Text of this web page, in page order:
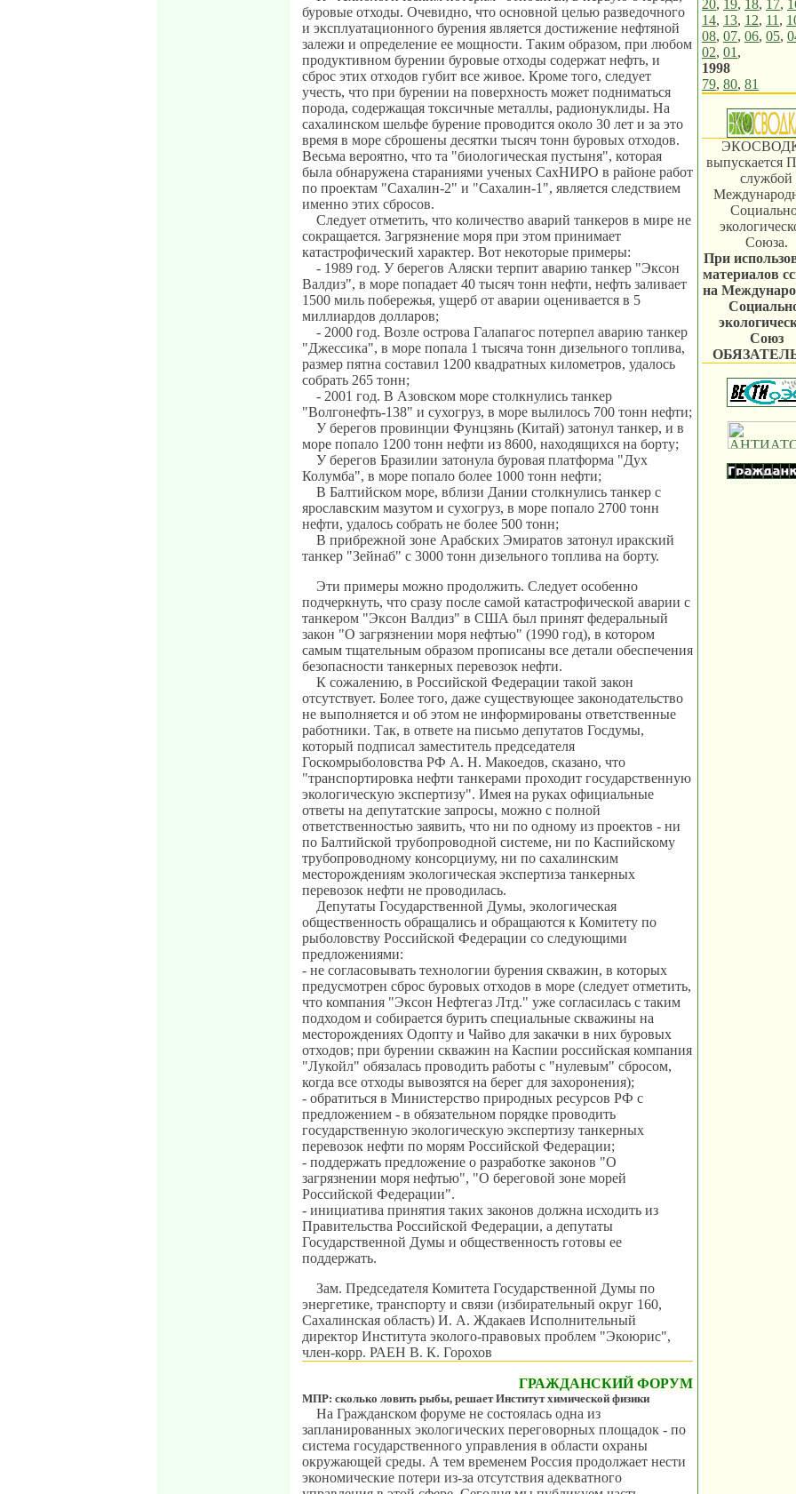
20, 19, 18, 17,
14, 13, 12, 11 ,
08, 07, 06, 05,
02, 01 ,
1998
79, 80, 81
выпускается
службой
Союза.
При
материалов
на
Союз
буровые отходы. Очевидно, что основной целью разведочного
и эксплуатационного бурения является достижение нефтяной
залежи и определение ее мощности. Таким образом, при любом
продуктивном бурении буровые отходы содержат нефть, и
сброс этих отходов губит все живое. Кроме того, следует
учесть, что при бурении на поверхность может подниматься
порода, содержащая токсичные металлы, радионуклиды. На
сахалинском шельфе бурение проводится около 30 лет и за это
время в море сброшены десятки тысяч тонн буровых отходов.
Весьма вероятно, что та "биологическая пустыня", которая
была обнаружена стараниями ученых СахНИРО в районе работ
по проектам "Сахалин-2" и "Сахалин-1", является следствием
именно этих сбросов.
Следует отметить, что количество аварий танкеров в мире не
сокращается. Загрязнение моря при этом принимает
катастрофический характер. Вот некоторые примеры:
- 1989 год. У берегов Аляски терпит аварию танкер "Эксон
Валдиз", в море попадает 40 тысяч тонн нефти, нефть заливает
1500 миль побережья, ущерб от аварии оценивается в 5
миллиардов долларов;
- 2000 год. Возле острова Галапагос потерпел аварию танкер
"Джессика", в море попала 1 тысяча тонн дизельного топлива,
размер пятна составил 1200 квадратных километров, удалось
собрать 265 тонн;
- 2001 год. В Азовском море столкнулись танкер
"Волгонефть-138" и сухогруз, в море вылилось 700 тонн нефти;
У берегов провинции Фунцзянь (Китай) затонул танкер, и в
море попало 1200 тонн нефти из 8600, находящихся на борту;
У берегов Бразилии затонула буровая платформа "Дух
Колумба", в море попало более 1000 тонн нефти;
В Балтийском море, вблизи Дании столкнулись танкер с
ярославским мазутом и сухогруз, в море попало 2700 тонн
нефти, удалось собрать не более 500 тонн;
В прибрежной зоне Арабских Эмиратов затонул иракский
танкер "Зейнаб" с 3000 тонн дизельного топлива на борту.
Эти примеры можно продолжить. Следует особенно
подчеркнуть, что сразу после самой катастрофической аварии с
танкером "Эксон Валдиз" в США был принят федеральный
закон "О загрязнении моря нефтью" (1990 год), в котором
самым тщательным образом прописаны все детали обеспечения
безопасности танкерных перевозок нефти.
К сожалению, в Российской Федерации такой закон
отсутствует. Более того, даже существующее законодательство
не выполняется и об этом не информированы ответственные
работники. Так, в ответе на письмо депутатов Госдумы,
который подписал заместитель председателя
Госкомрыболовства РФ А. Н. Макоедов, сказано, что
"транспортировка нефти танкерами проходит государственную
экологическую экспертизу". Имея на руках официальные
ответы на депутатские запросы, можно с полной
ответственностью заявить, что ни по одному из проектов - ни
по Балтийской трубопроводной системе, ни по Каспийскому
трубопроводному консорциуму, ни по сахалинским
месторождениям экологическая экспертиза танкерных
перевозок нефти не проводилась.
Депутаты Государственной Думы, экологическая
общественность обращались и обращаются к Комитету по
рыболовству Российской Федерации со следующими
предложениями:
- не согласовывать технологии бурения скважин, в которых
предусмотрен сброс буровых отходов в море (следует отметить,
что компания "Эксон Нефтегаз Лтд." уже согласилась с таким
подходом и собирается бурить специальные скважины на
месторождениях Одопту и Чайво для закачки в них буровых
отходов; при бурении скважин на Каспии российская компания
"Лукойл" обязалась проводить работы с "нулевым" сбросом,
когда все отходы вывозятся на берег для захоронения);
- обратиться в Министерство природных ресурсов РФ с
предложением - в обязательном порядке проводить
государственную экологическую экспертизу танкерных
перевозок нефти по морям Российской Федерации;
- поддержать предложение о разработке законов "О
загрязнении моря нефтью", "О береговой зоне морей
Российской Федерации".
- инициатива принятия таких законов должна исходить из
Правительства Российской Федерации, а депутаты
Государственной Думы и общественность готовы ее
поддержать.
Зам. Председателя Комитета Государственной Думы по
энергетике, транспорту и связи (избирательный округ 160,
Сахалинская область) И. А. Ждакаев Исполнительный
директор Института эколого-правовых проблем "Экоюрис",
член-корр. РАЕН В. К. Горохов
ГРАЖДАНСКИЙ ФОРУМ
МПР: сколько ловить рыбы, решает Институт химической физики
На Гражданском форуме не состоялась одна из
запланированных экологических переговорных площадок - по
система государственного управления в области охраны
окружающей среды. А тем временем Россия продолжает нести
экономические потери из-за отсутствия адекватного